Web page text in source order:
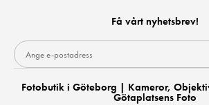
Få vårt nyhetsbrev!
Fotobutik i Göteborg | Kameror,
Götaplatsens Foto